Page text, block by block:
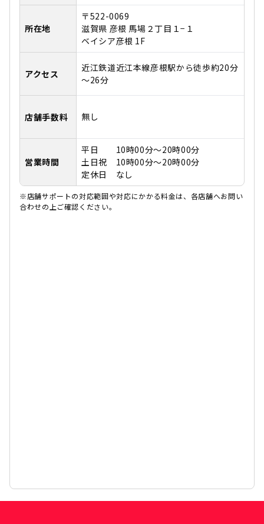
所在地
〒522-0069
滋賀県 彦根 馬場２丁目１−１
ベイシア彦根 1F
アクセス
近江鉄道近江本線彦根駅から徒歩約20分
～26分
店舗手数料 無し
営業時間
平日 10時00分～20時00分
土日祝 10時00分～20時00分
定休日 なし
※店舗サポートの対応範囲や対応にかかる料金は、各店舗へお問い
合わせの上ご確認ください。